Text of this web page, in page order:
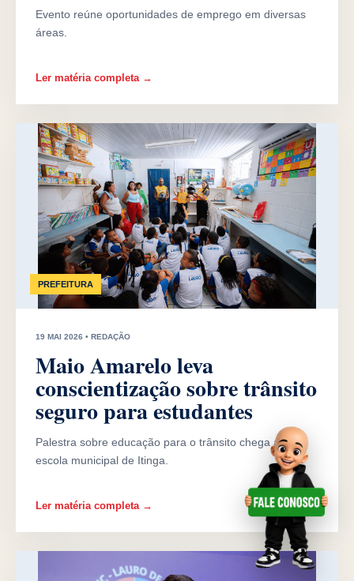
Evento reúne oportunidades de emprego em diversas
áreas.
Ler matéria completa →
PREFEITURA
19 MAI 2026 • REDAÇÃO
Maio Amarelo leva
conscientização sobre trânsito
seguro para estudantes
Palestra sobre educação para o trânsito chega a uma
escola municipal de Itinga.
Ler matéria completa →